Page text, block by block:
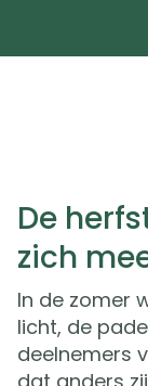
De
zich
In de zomer
licht, de
deelnemers